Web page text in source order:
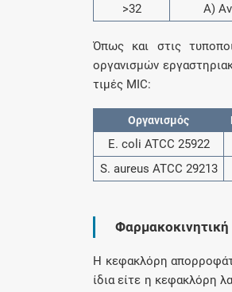
>32
Α)
Όπως και στις
οργανισμών
τιμές MIC:
Οργανισμός
Ε. coli ATCC 25922
S. aureus ATCC 29213
Φαρμακοκινητική
H κεφακλόρη
ίδια είτε η κεφακλόρη